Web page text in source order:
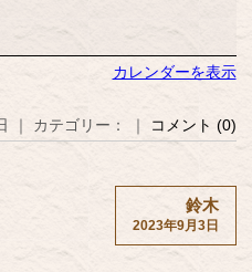
カレンダーを表示
｜ カテゴリー： ｜ コメント (0)
鈴木
2023年9月3日